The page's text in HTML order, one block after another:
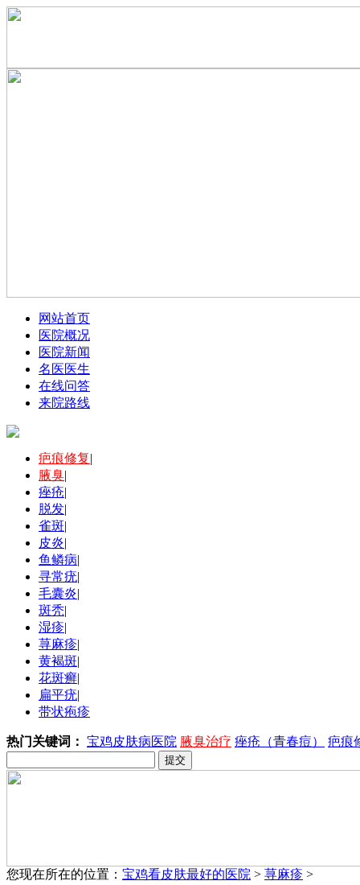
网站首页
医院概况
医院新闻
名医医生
在线问答
来院路线
疤痕修复|
腋臭|
痤疮|
脱发|
雀斑|
皮炎|
鱼鳞病|
寻常疣|
毛囊炎|
斑秃|
湿疹|
荨麻疹|
黄褐斑|
花斑癣|
扁平疣|
带状疱疹
热门关键词： 宝鸡皮肤病医院 腋臭治疗 痤疮（青春痘） 疤痕
您现在所在的位置： 宝鸡看皮肤最好的医院 > 荨麻疹 >